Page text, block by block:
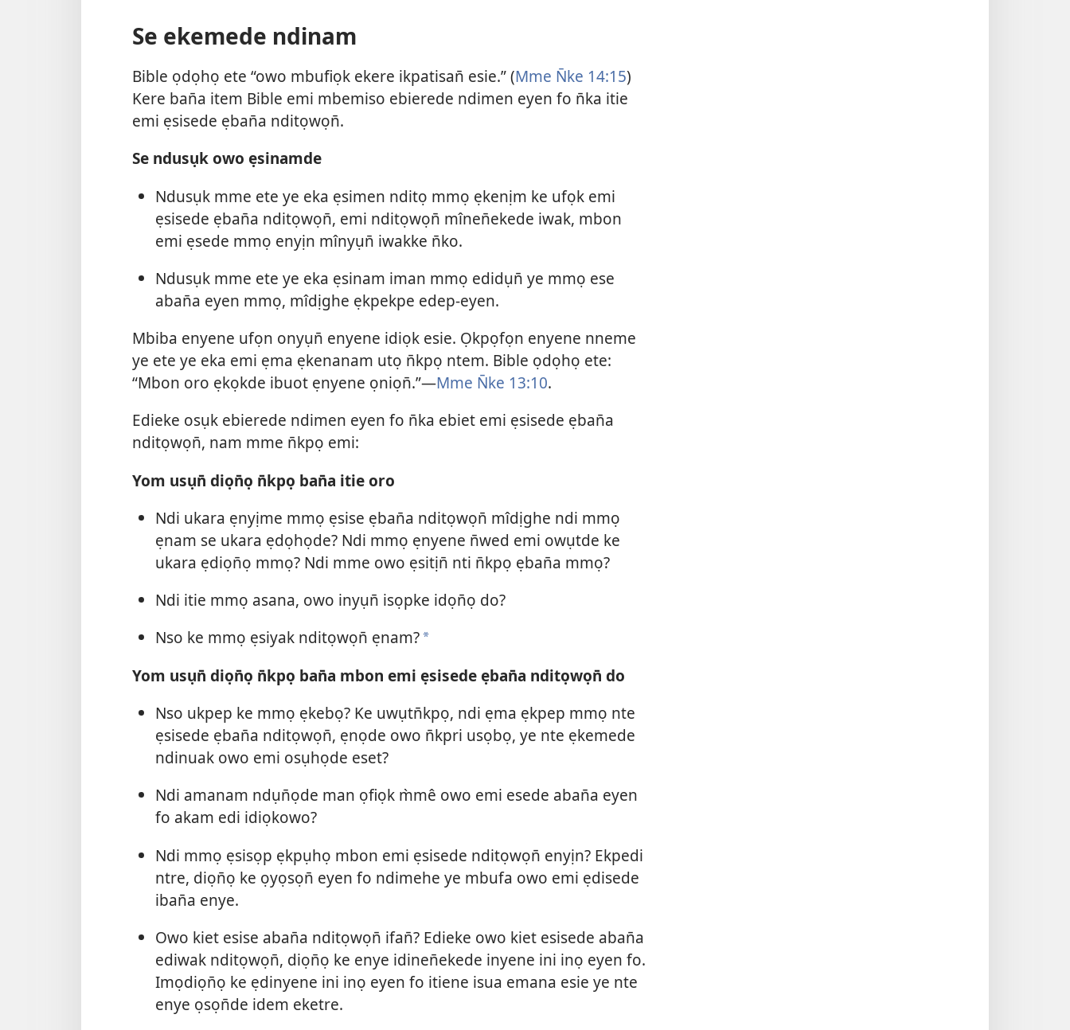
Se ekemede ndinam
Bible ọdọhọ ete “owo mbufiọk ekere ikpatisan̄ esie.” (Mme N̄ke 14:15)
Kere ban̄a item Bible emi mbemiso ebierede ndimen eyen fo n̄ka itie
emi ẹsisede ẹban̄a nditọwọn̄.
Se ndusụk owo ẹsinamde
Ndusụk mme ete ye eka ẹsimen nditọ mmọ ẹkenịm ke ufọk emi
ẹsisede ẹban̄a nditọwọn̄, emi nditọwọn̄ mînen̄ekede iwak, mbon
emi ẹsede mmọ enyịn mînyụn̄ iwakke n̄ko.
Ndusụk mme ete ye eka ẹsinam iman mmọ edidụn̄ ye mmọ ese
aban̄a eyen mmọ, mîdịghe ẹkpekpe edep-eyen.
Mbiba enyene ufọn onyụn̄ enyene idiọk esie. Ọkpọfọn enyene nneme
ye ete ye eka emi ẹma ẹkenanam utọ n̄kpọ ntem. Bible ọdọhọ ete:
“Mbon oro ẹkọkde ibuot ẹnyene ọniọn̄.”​—Mme N̄ke 13:10.
Edieke osụk ebierede ndimen eyen fo n̄ka ebiet emi ẹsisede ẹban̄a
nditọwọn̄, nam mme n̄kpọ emi:
Yom usụn̄ diọn̄ọ n̄kpọ ban̄a itie oro
Ndi ukara ẹnyịme mmọ ẹsise ẹban̄a nditọwọn̄ mîdịghe ndi mmọ
ẹnam se ukara ẹdọhọde? Ndi mmọ ẹnyene n̄wed emi owụtde ke
ukara ẹdiọn̄ọ mmọ? Ndi mme owo ẹsitịn̄ nti n̄kpọ ẹban̄a mmọ?
Ndi itie mmọ asana, owo inyụn̄ isọpke idọn̄ọ do?
Nso ke mmọ ẹsiyak nditọwọn̄ ẹnam?a
Yom usụn̄ diọn̄ọ n̄kpọ ban̄a mbon emi ẹsisede ẹban̄a nditọwọn̄ do
Nso ukpep ke mmọ ẹkebọ? Ke uwụtn̄kpọ, ndi ẹma ẹkpep mmọ nte
ẹsisede ẹban̄a nditọwọn̄, ẹnọde owo n̄kpri usọbọ, ye nte ẹkemede
ndinuak owo emi osụhọde eset?
Ndi amanam ndụn̄ọde man ọfiọk m̀mê owo emi esede aban̄a eyen
fo akam edi idiọkowo?
Ndi mmọ ẹsisọp ẹkpụhọ mbon emi ẹsisede nditọwọn̄ enyịn? Ekpedi
ntre, diọn̄ọ ke ọyọsọn̄ eyen fo ndimehe ye mbufa owo emi ẹdisede
iban̄a enye.
Owo kiet esise aban̄a nditọwọn̄ ifan̄? Edieke owo kiet esisede aban̄a
ediwak nditọwọn̄, diọn̄ọ ke enye idinen̄ekede inyene ini inọ eyen fo.
Imọdiọn̄ọ ke ẹdinyene ini inọ eyen fo itiene isua emana esie ye nte
enye ọsọn̄de idem eketre.